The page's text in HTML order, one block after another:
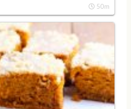
50m